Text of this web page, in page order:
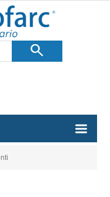
search